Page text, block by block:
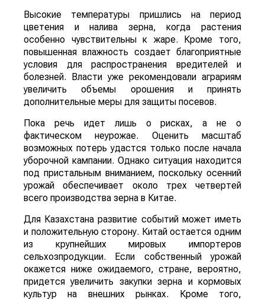
Высокие температуры пришлись на период
цветения и налива зерна, когда растения
особенно чувствительны к жаре. Кроме того,
повышенная влажность создает благоприятные
условия для распространения вредителей и
болезней. Власти уже рекомендовали аграриям
увеличить объемы орошения и принять
дополнительные меры для защиты посевов.
Пока речь идет лишь о рисках, а не о
фактическом неурожае. Оценить масштаб
возможных потерь удастся только после начала
уборочной кампании. Однако ситуация находится
под пристальным вниманием, поскольку осенний
урожай обеспечивает около трех четвертей
всего производства зерна в Китае.
Для Казахстана развитие событий может иметь
и положительную сторону. Китай остается одним
из крупнейших мировых импортеров
сельхозпродукции. Если собственный урожай
окажется ниже ожидаемого, стране, вероятно,
придется увеличить закупки зерна и кормовых
культур на внешних рынках. Кроме того,